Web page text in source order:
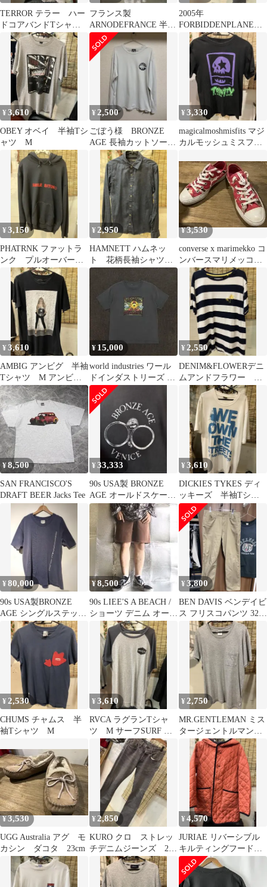
TERROR テラー ハー
ドコアバンドTシャ
ツ L ラグラン LAメ
タル
フランス製
ARNODEFRANCE 半袖
Tシャツ S
madeinFrance
2005年
FORBIDDENPLANET
禁断の惑星 ヴィンテ
ージ映画TシャツM
¥3,610
OBEY オベイ 半袖Tシ
ャツ M
¥ 2,500
ごぼう様 BRONZE
AGE 長袖カットソー
ホワイト
¥3,330
magicalmoshmisfits マジ
カルモッシュミスフィ
¥3,150
PHATRNK ファットラ
ンク プルオーバーパ
ーカー S フーディー
スウェット
¥ 2,950
HAMNETT ハムネッ
ト 花柄長袖シャツ
M 総柄キャサリン
¥3,530
converse x marimekko コ
ンバースマリメッコ
別注オールスター
¥3,610
AMBIG アンビグ 半袖
Tシャツ M アンビ
ク バンドTシャツバ
ンT
¥ 15,000
world industries ワール
ドインダストリーズ T
シャツ OLD
¥ 2,550
DENIM&FLOWERデニ
ムアンドフラワー 半
袖Tシャツ L ヤシの木
ボーダー
¥8,500
SAN FRANCISCO'S
DRAFT BEER Jacks Tee
¥33,333
90s USA製 BRONZE
AGE オールドスケート
tシャツ
¥3,610
DICKIES TYKES ディ
ッキーズ 半袖Tシャ
ツ L
¥80,000
90s USA製BRONZE
AGE シングルステッチ
バンダナ柄 フィッシュ
¥8,500
90s LIEE'S A BEACH /
ショーツ デニム オール
ドスケート
¥3,800
BEN DAVIS ベンデイビ
ス フリスコパンツ 32イ
ンチ カーキ
¥ 2,530
CHUMS チャムス 半
袖Tシャツ M
¥3,610
RVCA ラグランTシャ
ツ M サーフSURF ル
カルーカ
¥ 2,750
MR.GENTLEMAN ミス
タージェントルマン
半袖ポケットTシャ
ツ M
¥3,530
UGG Australia アグ モ
カシン ダコタ 23cm
¥ 2,850
KURO クロ ストレッ
チデニムジーンズ 29
インチ スキニージー
パン
¥4,570
JURIAE リバーシブル
キルティングフードジ
ャケット LL 2WAY